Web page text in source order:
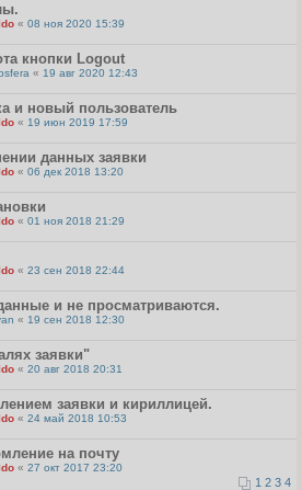
« 08 ноя 2020 15:39
кнопки Logout
« 19 авг 2020 12:43
и новый пользователь
« 19 июн 2019 17:59
данных заявки
« 06 дек 2018 13:20
« 01 ноя 2018 21:29
« 23 сен 2018 22:44
и не просматриваются.
« 19 сен 2018 12:30
заявки"
« 20 авг 2018 20:31
заявки и кириллицей.
« 24 май 2018 10:53
на почту
« 27 окт 2017 23:20
1 2 3 4